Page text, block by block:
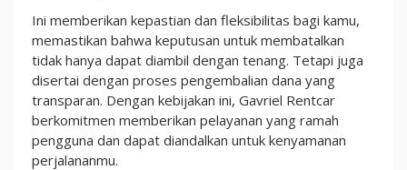
Ini memberikan kepastian dan fleksibilitas bagi kamu,
memastikan bahwa keputusan untuk membatalkan
tidak hanya dapat diambil dengan tenang. Tetapi juga
disertai dengan proses pengembalian dana yang
transparan. Dengan kebijakan ini, Gavriel Rentcar
berkomitmen memberikan pelayanan yang ramah
pengguna dan dapat diandalkan untuk kenyamanan
perjalananmu.